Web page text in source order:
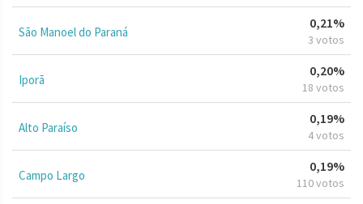
São Manoel do Paraná
0,21%
3 votos
Iporã
0,20%
18 votos
Alto Paraíso
0,19%
4 votos
Campo Largo
0,19%
110 votos